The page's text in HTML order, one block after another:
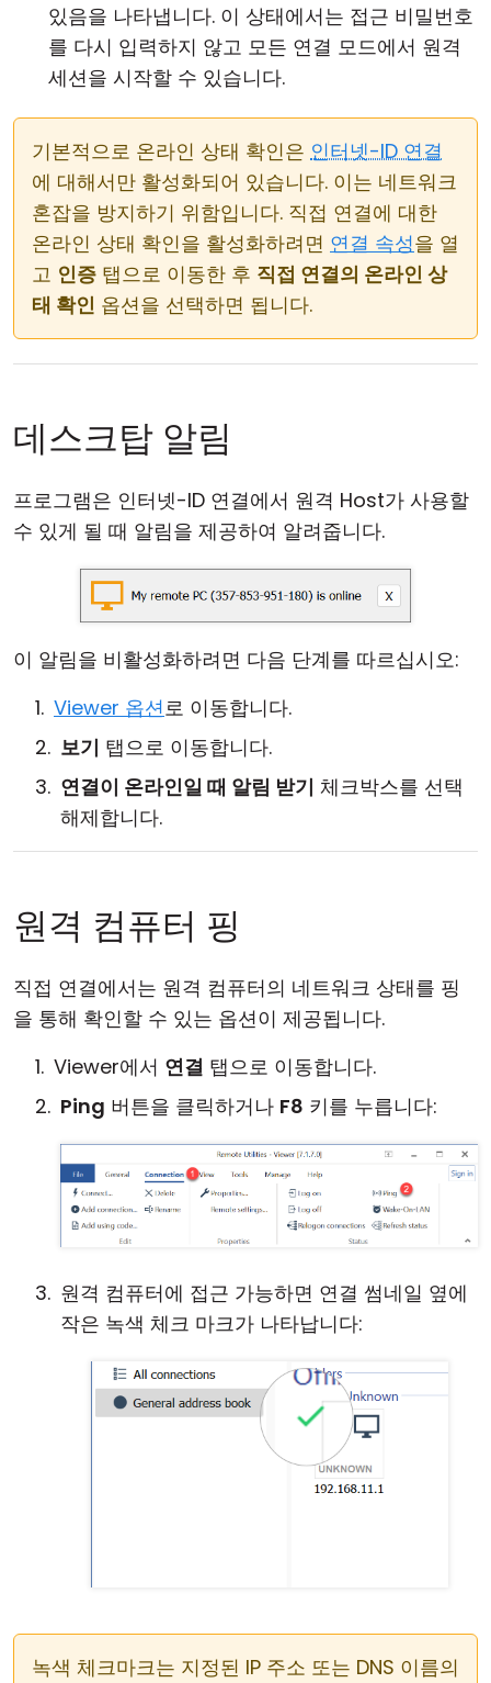
있음을 나타냅니다. 이 상태에서는 접근 비밀번호
를 다시 입력하지 않고 모든 연결 모드에서 원격
세션을 시작할 수 있습니다.
기본적으로 온라인 상태 확인은 인터넷-ID 연결
에 대해서만 활성화되어 있습니다. 이는 네트워크
혼잡을 방지하기 위함입니다. 직접 연결에 대한
온라인 상태 확인을 활성화하려면 연결 속성을 열
고 인증 탭으로 이동한 후 직접 연결의 온라인 상
태 확인 옵션을 선택하면 됩니다.
데스크탑 알림
프로그램은 인터넷-ID 연결에서 원격 Host가 사용할
수 있게 될 때 알림을 제공하여 알려줍니다.
이 알림을 비활성화하려면 다음 단계를 따르십시오:
Viewer 옵션로 이동합니다.
보기 탭으로 이동합니다.
연결이 온라인일 때 알림 받기 체크박스를 선택
해제합니다.
원격 컴퓨터 핑
직접 연결에서는 원격 컴퓨터의 네트워크 상태를 핑
을 통해 확인할 수 있는 옵션이 제공됩니다.
Viewer에서 연결 탭으로 이동합니다.
Ping 버튼을 클릭하거나 F8 키를 누릅니다:
원격 컴퓨터에 접근 가능하면 연결 썸네일 옆에
작은 녹색 체크 마크가 나타납니다:
녹색 체크마크는 지정된 IP 주소 또는 DNS 이름의